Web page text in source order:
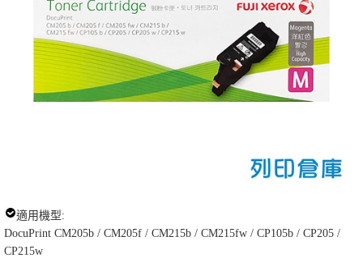
適用機型:
DocuPrint CM205b / CM205f / CM215b / CM215fw / CP105b / CP205 /
CP215w